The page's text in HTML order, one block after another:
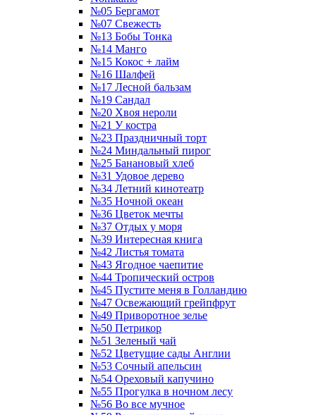
№05 Бергамот
№07 Свежесть
№13 Бобы Тонка
№14 Манго
№15 Кокос + лайм
№16 Шалфей
№17 Лесной бальзам
№19 Сандал
№20 Хвоя нероли
№21 У костра
№23 Праздничный торт
№24 Миндальный пирог
№25 Банановый хлеб
№31 Удовое дерево
№34 Летний кинотеатр
№35 Ночной океан
№36 Цветок мечты
№37 Отдых у моря
№39 Интересная книга
№42 Листья томата
№43 Ягодное чаепитие
№44 Тропический остров
№45 Пустите меня в Голландию
№47 Освежающий грейпфрут
№49 Приворотное зелье
№50 Петрикор
№51 Зеленый чай
№52 Цветущие сады Англии
№53 Сочный апельсин
№54 Ореховый капучино
№55 Прогулка в ночном лесу
№56 Во все мучное